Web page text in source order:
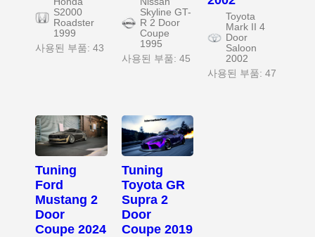
S2000
Roadster
1999
사용된 부품: 43
Skyline GT-
R 2 Door
Coupe
1995
사용된 부품: 45
Toyota
Mark II 4
Door
Saloon
2002
사용된 부품: 47
Tuning
Ford
Mustang 2
Door
Coupe 2024
Tuning
Toyota GR
Supra 2
Door
Coupe 2019